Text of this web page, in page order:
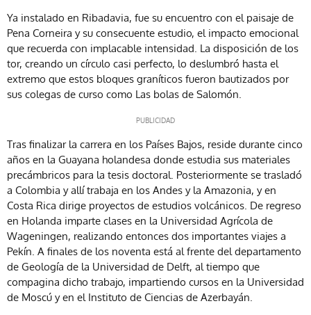
Ya instalado en Ribadavia, fue su encuentro con el paisaje de
Pena Corneira y su consecuente estudio, el impacto emocional
que recuerda con implacable intensidad. La disposición de los
tor, creando un círculo casi perfecto, lo deslumbró hasta el
extremo que estos bloques graníticos fueron bautizados por
sus colegas de curso como Las bolas de Salomón.
Tras finalizar la carrera en los Países Bajos, reside durante cinco
años en la Guayana holandesa donde estudia sus materiales
precámbricos para la tesis doctoral. Posteriormente se trasladó
a Colombia y allí trabaja en los Andes y la Amazonia, y en
Costa Rica dirige proyectos de estudios volcánicos. De regreso
en Holanda imparte clases en la Universidad Agrícola de
Wageningen, realizando entonces dos importantes viajes a
Pekín. A finales de los noventa está al frente del departamento
de Geología de la Universidad de Delft, al tiempo que
compagina dicho trabajo, impartiendo cursos en la Universidad
de Moscú y en el Instituto de Ciencias de Azerbayán.